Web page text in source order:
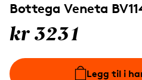
Bottega Veneta
kr 3231
Legg til i